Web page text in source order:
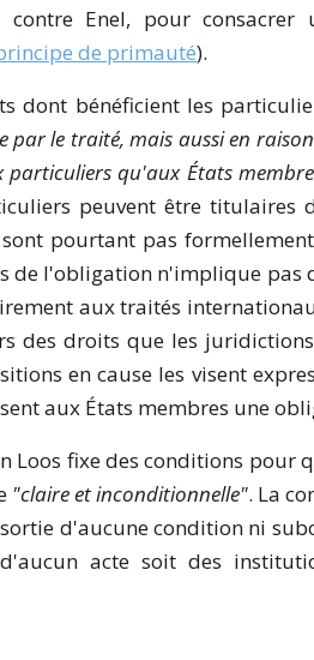
contre Enel, pour
de primauté).
dont bénéficient les
par le traité, mais aussi en
qu'aux États
peuvent être
pourtant pas
de l'obligation n'implique pas
aux traités
des droits que les
en cause les visent
aux États membres une
Loos fixe des conditions
"claire et inconditionnelle". La
d'aucune condition ni
acte soit des